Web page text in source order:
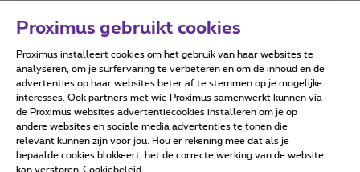
Forumvoorwaarden Accessibility statement
Alle rechten voorbehouden. © Proximus
Proximus gebruikt cookies
Proximus installeert cookies om het gebruik van haar websites te
analyseren, om je surfervaring te verbeteren en om de inhoud en de
advertenties op haar websites beter af te stemmen op je mogelijke
interesses. Ook partners met wie Proximus samenwerkt kunnen via
de Proximus websites advertentiecookies installeren om je op
andere websites en sociale media advertenties te tonen die
relevant kunnen zijn voor jou. Hou er rekening mee dat als je
bepaalde cookies blokkeert, het de correcte werking van de website
kan verstoren Cookiebeleid